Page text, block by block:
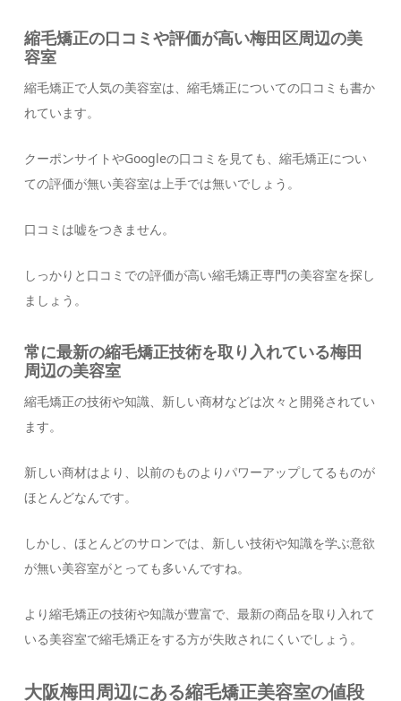
縮毛矯正の口コミや評価が高い梅田区周辺の美
容室
縮毛矯正で人気の美容室は、縮毛矯正についての口コミも書か
れています。
クーポンサイトやGoogleの口コミを見ても、縮毛矯正につい
ての評価が無い美容室は上手では無いでしょう。
口コミは嘘をつきません。
しっかりと口コミでの評価が高い縮毛矯正専門の美容室を探し
ましょう。
常に最新の縮毛矯正技術を取り入れている梅田
周辺の美容室
縮毛矯正の技術や知識、新しい商材などは次々と開発されてい
ます。
新しい商材はより、以前のものよりパワーアップしてるものが
ほとんどなんです。
しかし、ほとんどのサロンでは、新しい技術や知識を学ぶ意欲
が無い美容室がとっても多いんですね。
より縮毛矯正の技術や知識が豊富で、最新の商品を取り入れて
いる美容室で縮毛矯正をする方が失敗されにくいでしょう。
大阪梅田周辺にある縮毛矯正美容室の値段